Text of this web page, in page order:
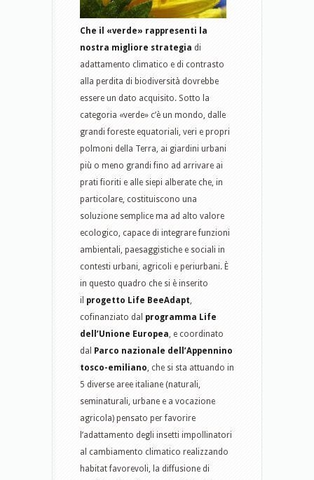
Che il «verde» rappresenti la
nostra migliore strategia di
adattamento climatico e di contrasto
alla perdita di biodiversità dovrebbe
essere un dato acquisito. Sotto la
categoria «verde» c’è un mondo, dalle
grandi foreste equatoriali, veri e propri
polmoni della Terra, ai giardini urbani
più o meno grandi fino ad arrivare ai
prati fioriti e alle siepi alberate che, in
particolare, costituiscono una
soluzione semplice ma ad alto valore
ecologico, capace di integrare funzioni
ambientali, paesaggistiche e sociali in
contesti urbani, agricoli e periurbani. È
in questo quadro che si è inserito
il progetto Life BeeAdapt,
cofinanziato dal programma Life
dell’Unione Europea, e coordinato
dal
Parco nazionale dell’Appennino
tosco-emiliano, che si sta attuando in
5 diverse aree italiane (naturali,
seminaturali, urbane e a vocazione
agricola) pensato per favorire
l’adattamento degli insetti impollinatori
al cambiamento climatico realizzando
habitat favorevoli, la diffusione di